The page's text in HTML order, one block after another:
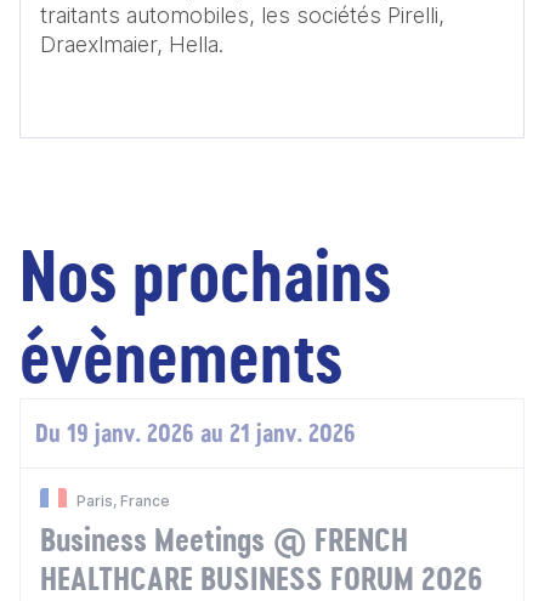
traitants automobiles, les sociétés Pirelli,
Draexlmaier, Hella.
Nos prochains
évènements
Du 19 janv. 2026 au 21 janv. 2026
Paris, France
Business Meetings @ FRENCH
HEALTHCARE BUSINESS FORUM 2026